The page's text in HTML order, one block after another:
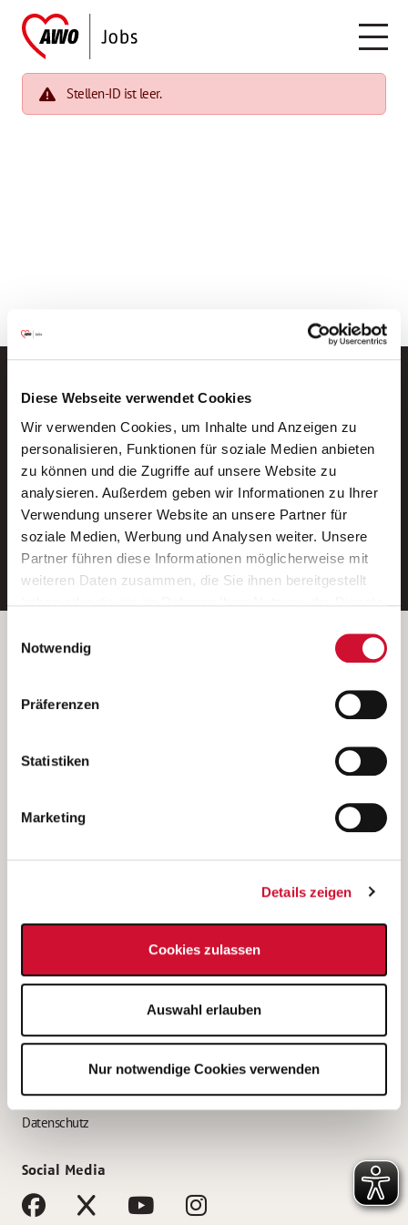
Diese Webseite verwendet Cookies
Wir verwenden Cookies, um Inhalte und Anzeigen zu
personalisieren, Funktionen für soziale Medien anbieten
zu können und die Zugriffe auf unsere Website zu
analysieren. Außerdem geben wir Informationen zu Ihrer
Verwendung unserer Website an unsere Partner für
soziale Medien, Werbung und Analysen weiter. Unsere
Partner führen diese Informationen möglicherweise mit
weiteren Daten zusammen, die Sie ihnen bereitgestellt
Wenn Sie auf „Cookies zulassen“ klicken, so stimmen
Sie der Speicherung sämtlicher Cookies zu. Sie können
Ihre Einwilligung selbstverständlich jederzeit widerrufen,
indem Sie die Cookie-Einstellungen aufrufen und diese
unsererDatenschutzerklärung
Notwendig
Präferenzen
Statistiken
Marketing
Details zeigen
Cookies zulassen
Auswahl erlauben
Nur notwendige Cookies verwenden
Stellen-ID ist leer.
Neue Stellen per E-Mail.
Ein kostenloser Service von AWO
Jobs.
E-Mail-Adresse eintragen
Betreiber der Webseite
Kantstraße 45a
(Ein Tochterunternehmen des AWO Bezirksverbandes Unterfranken
e.V.)
Bewerbung als Altenpflegehelfer*in
Bewerbung als Erzieher*in
AWO Gliederungen nach Bundesland
Impressum
Datenschutz
Social Media